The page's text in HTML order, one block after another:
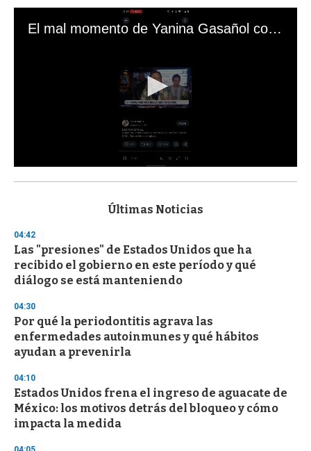
El mal momento de Yanina Gasañol con un hincha argentino en "Subrayado"
s
d
s
o
f
3
s
e
c
o
n
Últimas Noticias
04:42
Las "presiones" de Estados Unidos que ha
recibido el gobierno en este período y qué
diálogo se está manteniendo
04:30
Por qué la periodontitis agrava las
enfermedades autoinmunes y qué hábitos
ayudan a prevenirla
04:10
Estados Unidos frena el ingreso de aguacate de
México: los motivos detrás del bloqueo y cómo
impacta la medida